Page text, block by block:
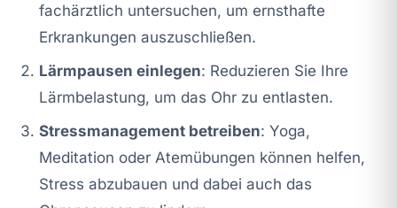
fachärztlich untersuchen, um ernsthafte
Erkrankungen auszuschließen.
Lärmpausen einlegen: Reduzieren Sie Ihre
Lärmbelastung, um das Ohr zu entlasten.
Stressmanagement betreiben: Yoga,
Meditation oder Atemübungen können helfen,
Stress abzubauen und dabei auch das